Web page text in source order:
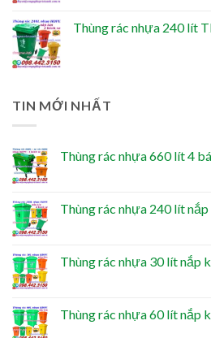
Thùng rác nhựa 240 lít
TIN MỚI NHẤT
Thùng rác nhựa 660 lít 4
Thùng rác nhựa 240 lít
Thùng rác nhựa 30 lít nắp
Thùng rác nhựa 60 lít nắp